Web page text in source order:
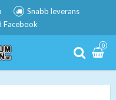
Snabb leverans
Facebook
0